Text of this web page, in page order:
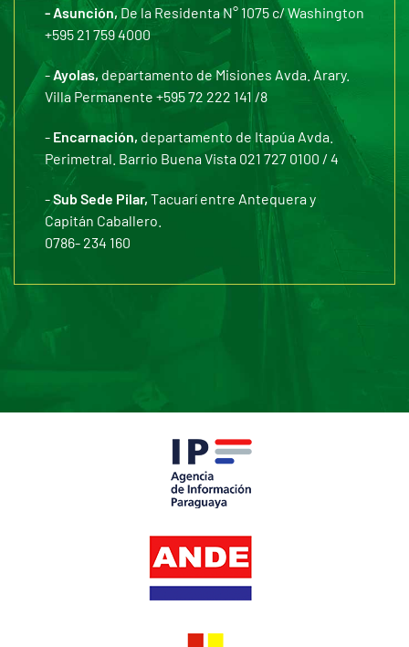
- Asunción,De la Residenta N° 1075 c/ Washington
+595 21 759 4000
-Ayolas, departamento de Misiones Avda. Arary.
Villa Permanente +595 72 222 141 /8
- Encarnación, departamento de Itapúa Avda.
Perimetral. Barrio Buena Vista 021 727 0100 / 4
-Sub Sede Pilar, Tacuarí entre Antequera y
Capitán Caballero.
0786- 234 160